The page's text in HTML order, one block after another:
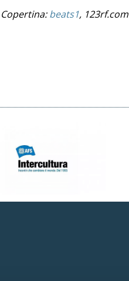
Copertina:beats1, 123rf.com